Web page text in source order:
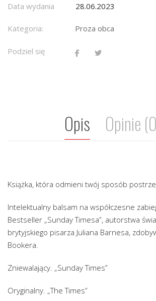
Data wydania 28.06.2023
Kategoria: Proza obca
Podziel się
Opis Opinie
Książka, która odmieni twój sposób
Intelektualny balsam na współczesne
Bestseller „Sunday Timesa”, autorstwa
brytyjskiego pisarza Juliana Barnesa,
Bookera.
Zniewalający. „Sunday Times”
Oryginalny. „The Times”